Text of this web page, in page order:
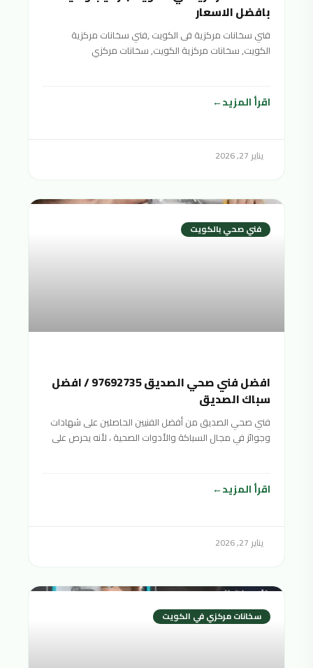
بافضل الاسعار
فني سخانات مركزية فى الكويت ,فني سخانات مركزية
الكويت, سخانات مركزية الكويت, سخانات مركزي
اقرأ المزيد
يناير 27, 2026
فني صحي بالكويت
افضل فني صحي الصديق 97692735 / افضل
سباك الصديق
فني صحي الصديق من أفضل الفنيين الحاصلين على شهادات
وجوائز في مجال السباكة والأدوات الصحية ، لأنه يحرص على
الصحية. شرائح المجتمع
اقرأ المزيد
يناير 27, 2026
سخانات مركزي في الكويت